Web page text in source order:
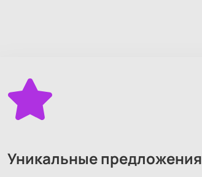
Уникальные предложения